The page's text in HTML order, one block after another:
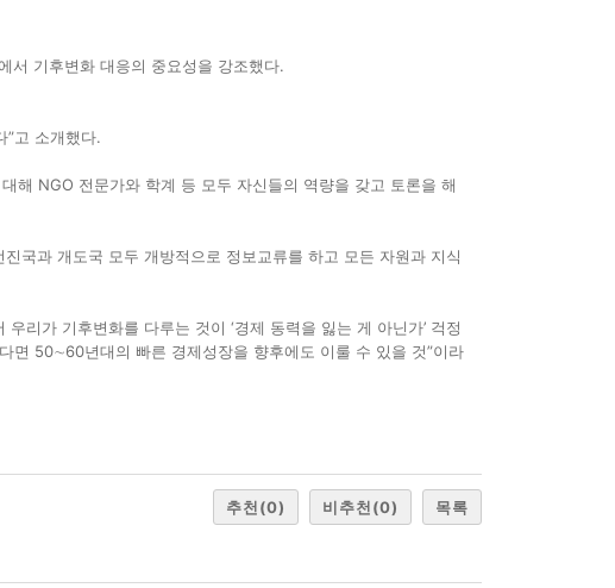
서 기후변화 대응의 중요성을 강조했다.
”고 소개했다.
해 NGO 전문가와 학계 등 모두 자신들의 역량을 갖고 토론을 해
국과 개도국 모두 개방적으로 정보교류를 하고 모든 자원과 지식
리가 기후변화를 다루는 것이 ‘경제 동력을 잃는 게 아닌가’ 걱정
면 50∼60년대의 빠른 경제성장을 향후에도 이룰 수 있을 것”이라
추천(0) 비추천(0) 목록